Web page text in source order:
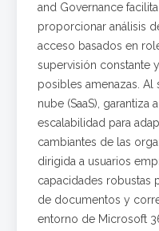
and Governance
proporcionar análisis
acceso basados en
supervisión constante
posibles amenazas. Al
nube (SaaS), garantiza
escalabilidad para
cambiantes de las
dirigida a usuarios
capacidades robustas
de documentos y
entorno de Microsoft